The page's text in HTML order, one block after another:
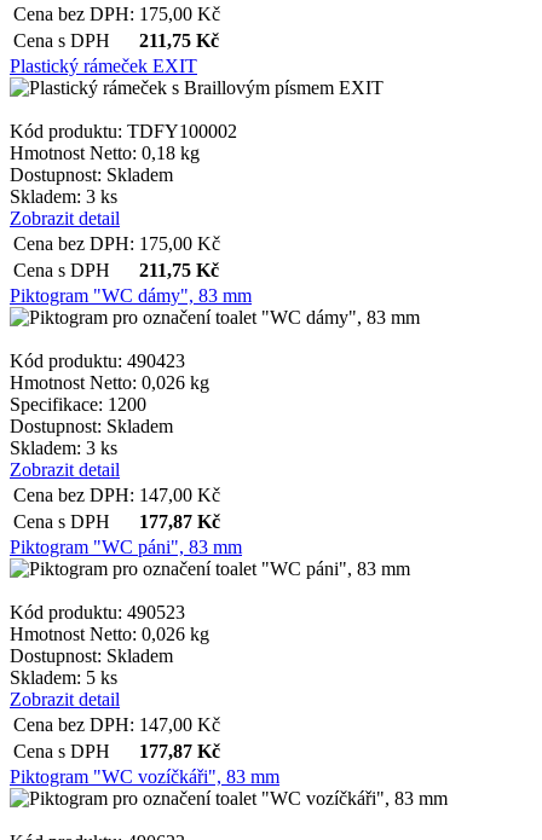
Cena bez DPH: 175,00 Kč
Cena s DPH
211,75 Kč
Plastický rámeček EXIT
Kód produktu: TDFY100002
Hmotnost Netto: 0,18 kg
Dostupnost: Skladem
Skladem: 3 ks
Zobrazit detail
Cena bez DPH: 175,00 Kč
Cena s DPH
211,75 Kč
Piktogram "WC dámy", 83 mm
Kód produktu: 490423
Hmotnost Netto: 0,026 kg
Specifikace: 1200
Dostupnost: Skladem
Skladem: 3 ks
Zobrazit detail
Cena bez DPH: 147,00 Kč
Cena s DPH
177,87 Kč
Piktogram "WC páni", 83 mm
Kód produktu: 490523
Hmotnost Netto: 0,026 kg
Dostupnost: Skladem
Skladem: 5 ks
Zobrazit detail
Cena bez DPH: 147,00 Kč
Cena s DPH
177,87 Kč
Piktogram "WC vozíčkáři", 83 mm